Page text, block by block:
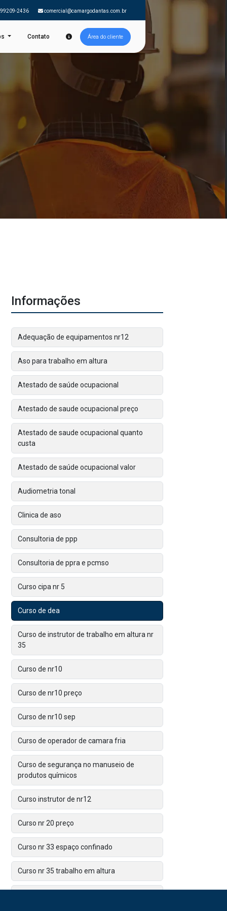
2436
comercial@camargodantas.com.br
Contato Área do cliente
Informações
Adequação de equipamentos nr12
Aso para trabalho em altura
Atestado de saúde ocupacional
Atestado de saude ocupacional preço
Atestado de saude ocupacional quanto
custa
Atestado de saúde ocupacional valor
Audiometria tonal
Clinica de aso
Consultoria de ppp
Consultoria de ppra e pcmso
Curso cipa nr 5
Curso de dea
Curso de instrutor de trabalho em altura nr
35
Curso de nr10
Curso de nr10 preço
Curso de nr10 sep
Curso de operador de camara fria
Curso de segurança no manuseio de
produtos químicos
Curso instrutor de nr12
Curso nr 20 preço
Curso nr 33 espaço confinado
Curso nr 35 trabalho em altura